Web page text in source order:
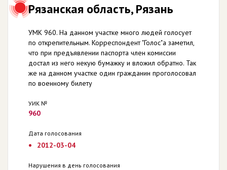
Рязанская область, Рязань
УМК 960. На данном участке много людей голосует
по открепительным. Корреспондент "Голос"а заметил,
что при предъявлении паспорта член комиссии
достал из него некую бумажку и вложил обратно. Так
же на данном участке один гражданин проголосовал
по военному билету
УИК №
960
Дата голосования
2012-03-04
Нарушения в день голосования